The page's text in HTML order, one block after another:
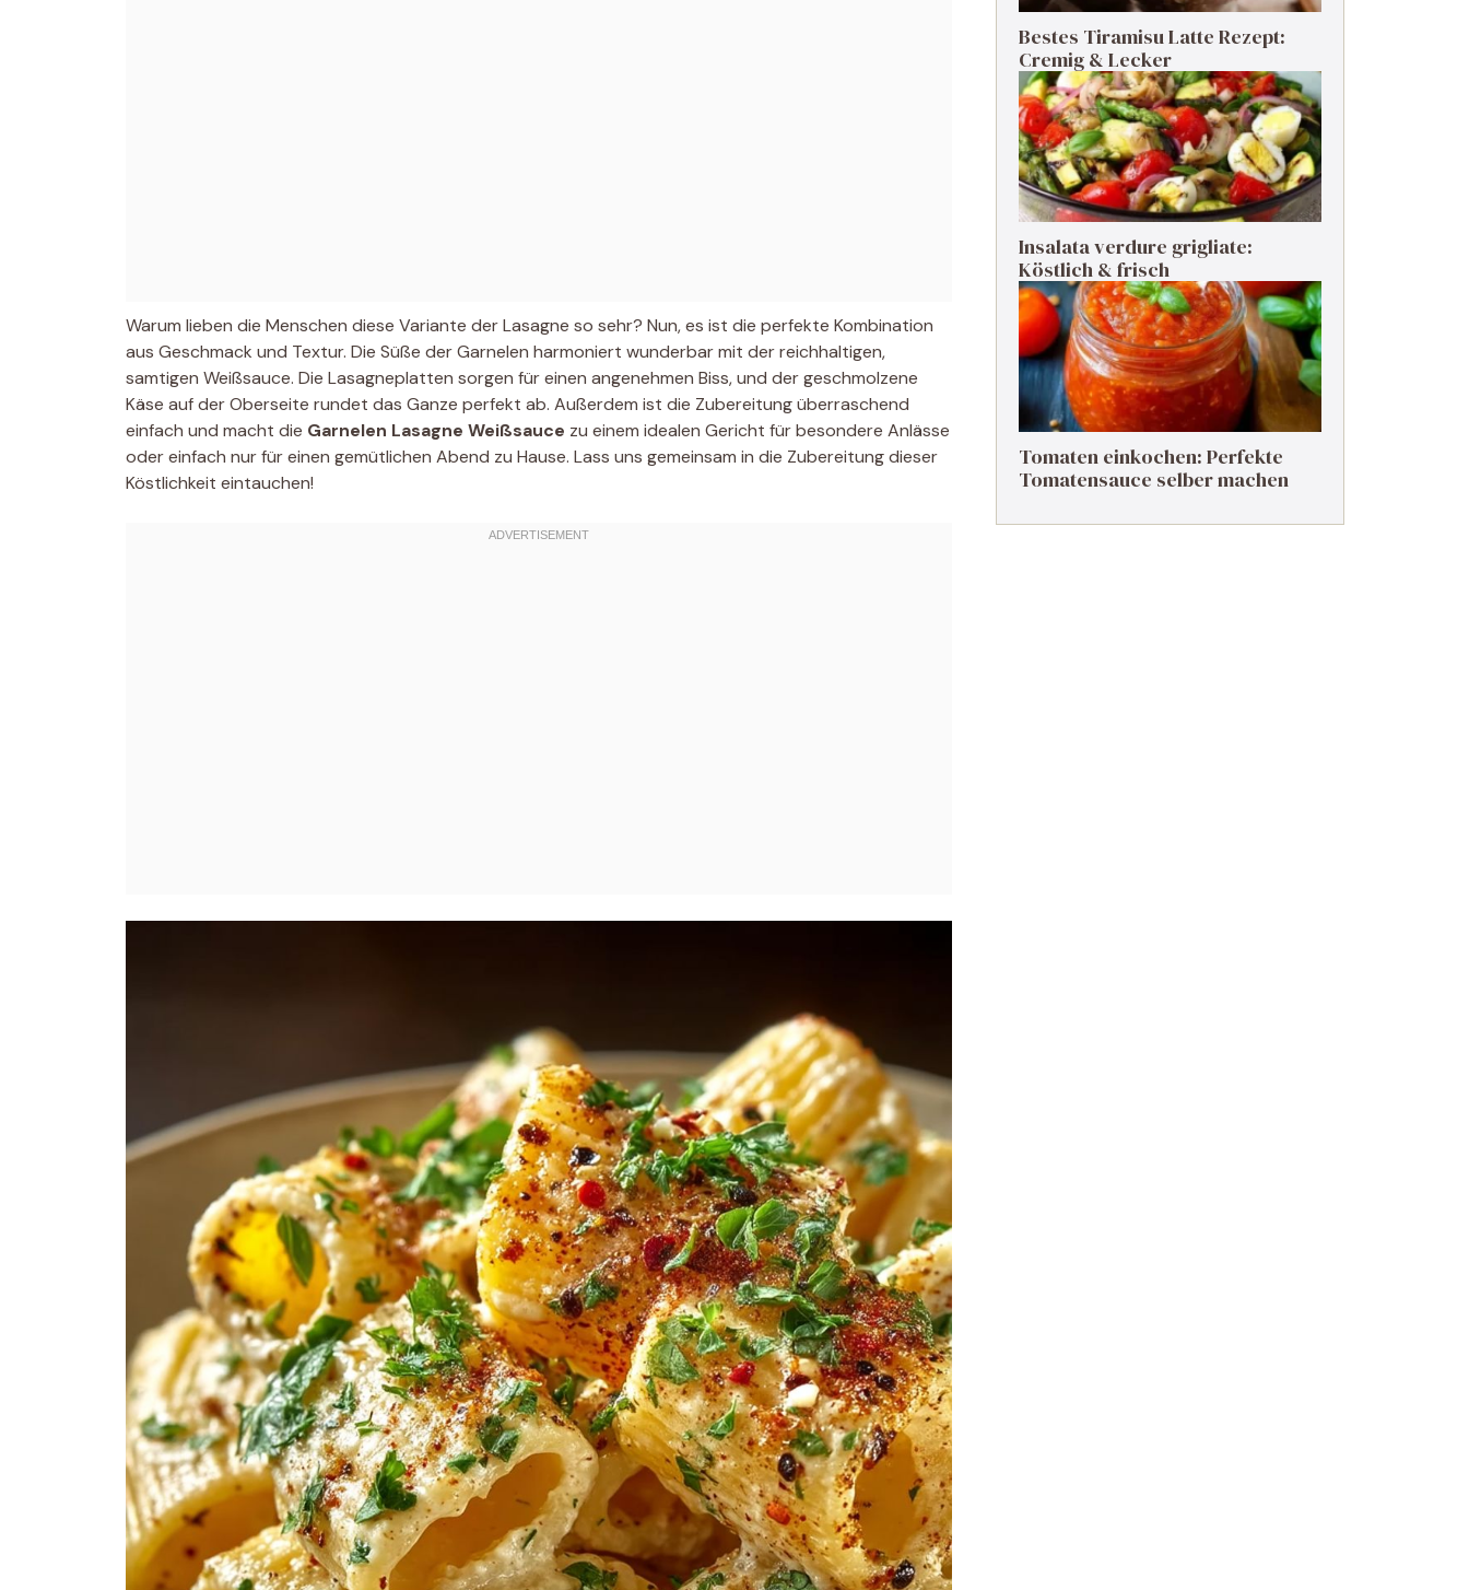
Warum lieben die Menschen diese Variante der Lasagne so sehr? Nun, es ist die perfekte Kombination
aus Geschmack und Textur. Die Süße der Garnelen harmoniert wunderbar mit der reichhaltigen,
samtigen Weißsauce. Die Lasagneplatten sorgen für einen angenehmen Biss, und der geschmolzene
Käse auf der Oberseite rundet das Ganze perfekt ab. Außerdem ist die Zubereitung überraschend
einfach und macht die Garnelen Lasagne Weißsauce zu einem idealen Gericht für besondere Anlässe
oder einfach nur für einen gemütlichen Abend zu Hause. Lass uns gemeinsam in die Zubereitung dieser
Köstlichkeit eintauchen!
Bestes Tiramisu Latte Rezept:
Cremig & Lecker
Insalata verdure grigliate:
Köstlich & frisch
Tomaten einkochen: Perfekte
Tomatensauce selber machen